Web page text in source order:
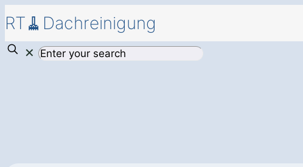
RT🧹Dachreinigung
✕